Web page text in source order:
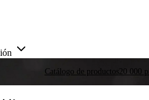
Catálogo de productos20 000